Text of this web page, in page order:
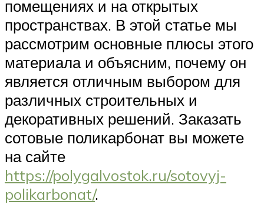
помещениях и на открытых
пространствах. В этой статье мы
рассмотрим основные плюсы этого
материала и объясним, почему он
является отличным выбором для
различных строительных и
декоративных решений. Заказать
сотовые поликарбонат вы можете
на сайте
https://polygalvostok.ru/sotovyj-
polikarbonat/.